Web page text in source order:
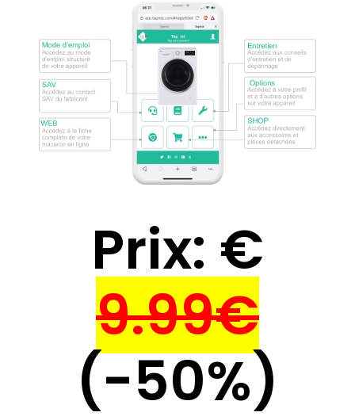
Prix: €
9.99€
(-50%)